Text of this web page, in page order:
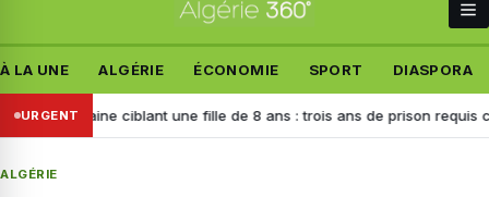
À LA UNE ALGÉRIE ÉCONOMIE SPORT DIASPORA
URGENT
ciblant une fille de 8 ans : trois ans de prison requis contre
ALGÉRIE